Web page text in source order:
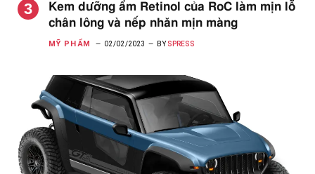
Kem dưỡng ẩm Retinol của RoC làm mịn lỗ
chân lông và nếp nhăn mịn màng
MỸ PHẨM 02/02/2023 BY SPRESS